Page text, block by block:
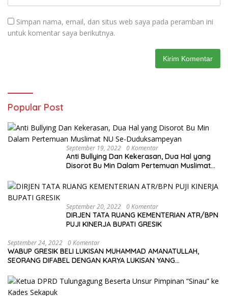
Simpan nama, email, dan situs web saya pada peramban ini
untuk komentar saya berikutnya.
Popular Post
September 19, 2022 0 Komentar
Anti Bullying Dan Kekerasan, Dua Hal yang
Disorot Bu Min Dalam Pertemuan Muslimat
September 20, 2022 0 Komentar
DIRJEN TATA RUANG KEMENTERIAN ATR/BPN
PUJI KINERJA BUPATI GRESIK
September 24, 2022 0 Komentar
WABUP GRESIK BELI LUKISAN MUHAMMAD AMANATULLAH,
SEORANG DIFABEL DENGAN KARYA LUKISAN YANG